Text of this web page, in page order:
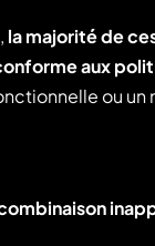
la majorité de
aux
ou un